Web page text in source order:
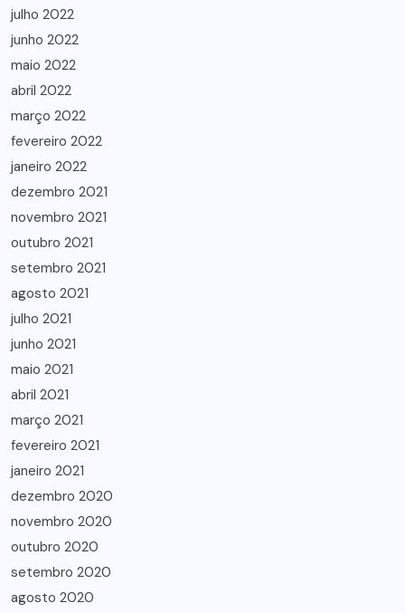
julho 2022
junho 2022
maio 2022
abril 2022
março 2022
fevereiro 2022
janeiro 2022
dezembro 2021
novembro 2021
outubro 2021
setembro 2021
agosto 2021
julho 2021
junho 2021
maio 2021
abril 2021
março 2021
fevereiro 2021
janeiro 2021
dezembro 2020
novembro 2020
outubro 2020
setembro 2020
agosto 2020